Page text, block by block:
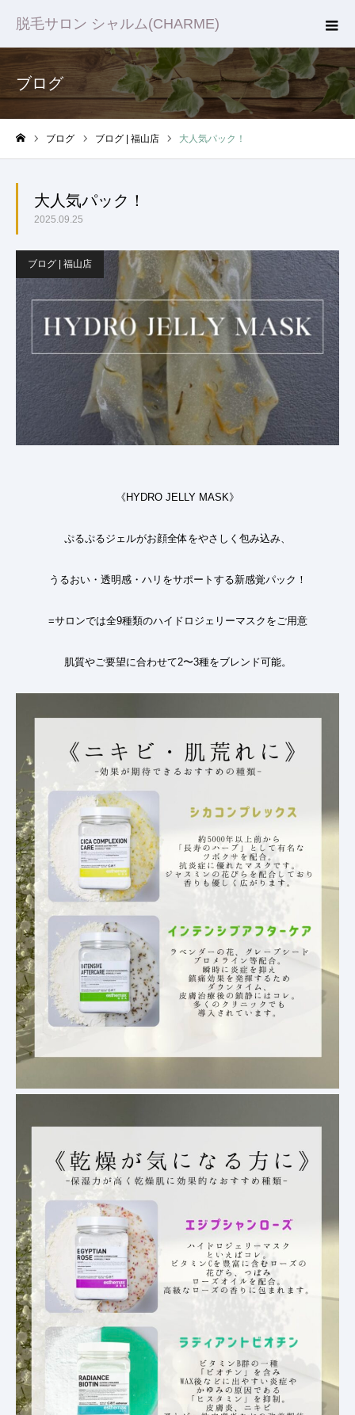
脱毛サロン シャルム(CHARME)
ブログ
ブログ ブログ | 福山店 大人気パック！
大人気パック！
2025.09.25
ブログ | 福山店
《 HYDRO JELLY MASK》
ぷるぷるジェルがお顔全体をやさしく包み込み、
うるおい・透明感・ハリをサポートする新感覚パック ！
=サロンでは全9種類のハイドロジェリーマスクをご用意
肌質やご要望に合わせて2〜3種をブレンド可能。